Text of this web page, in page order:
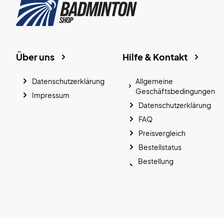
Hilfe & Kontakt
Allgemeine
Geschäftsbedingungen
Datenschutzerklärung
FAQ
Preisvergleich
Bestellstatus
Bestellung
Über uns
Datenschutzerklärung
Impressum